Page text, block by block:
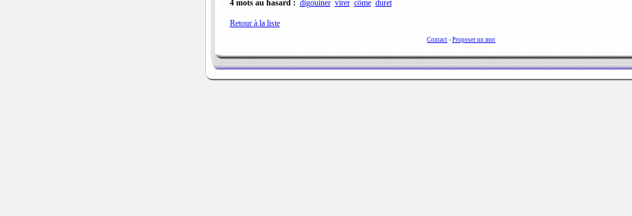
4 mots au hasard : digouiner virer côme duret
Retour à la liste
Contact - Proposer un mot